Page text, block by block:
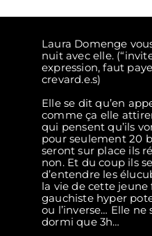
Laura Domenge
nuit avec elle.
expression, faut
crevard.e.s)
Elle se dit qu’en
comme ça elle
qui pensent qu’ils
pour seulement 20
seront sur place ils
non. Et du coup ils
d’entendre les
la vie de cette
gauchiste hyper
ou l’inverse… Elle ne
dormi que 3h…